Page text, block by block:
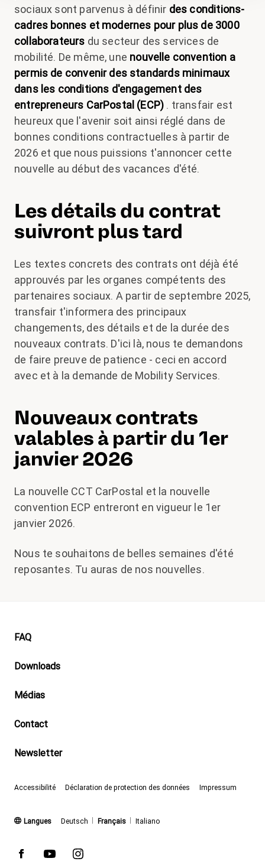
sociaux sont parvenus à définir des conditions-
cadres bonnes et modernes pour plus de 3000
collaborateurs du secteur des services de
mobilité. De même, une nouvelle convention a
permis de convenir des standards minimaux
dans les conditions d'engagement des
entrepreneurs CarPostal (ECP) . transfair est
heureux que l'avenir soit ainsi réglé dans de
bonnes conditions contractuelles à partir de
2026 et que nous puissions t'annoncer cette
nouvelle au début des vacances d'été.
Les détails du contrat
suivront plus tard
Les textes concrets des contrats ont déjà été
approuvés par les organes compétents des
partenaires sociaux. A partir de septembre 2025,
transfair t'informera des principaux
changements, des détails et de la durée des
nouveaux contrats. D'ici là, nous te demandons
de faire preuve de patience - ceci en accord
avec et à la demande de Mobility Services.
Nouveaux contrats
valables à partir du 1er
janvier 2026
La nouvelle CCT CarPostal et la nouvelle
convention ECP entreront en vigueur le 1er
janvier 2026.
Nous te souhaitons de belles semaines d'été
reposantes. Tu auras de nos nouvelles.
Footer
FAQ
Downloads
Médias
Contact
Newsletter
Accessibilité Déclaration de protection des données Impressum
Langues Deutsch Français
(actif)
Italiano